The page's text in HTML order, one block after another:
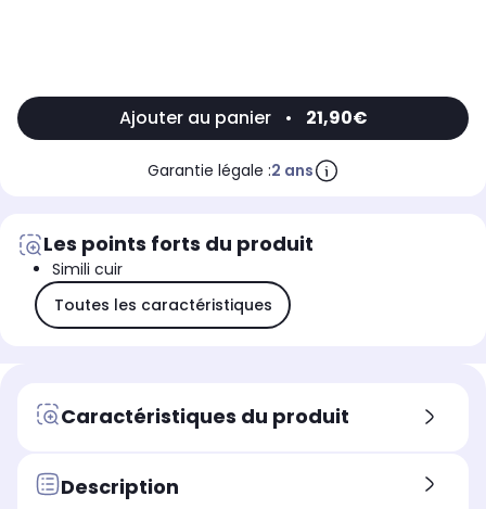
Ajouter au panier • 21,90€
Garantie légale :2 ans
Les points forts du produit
Simili cuir
Toutes les caractéristiques
Caractéristiques du produit
Description